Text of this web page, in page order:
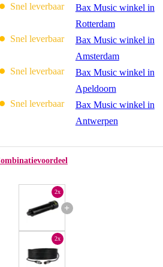
Snel leverbaar
Bax Music winkel in
Rotterdam
Snel leverbaar
Bax Music winkel in
Amsterdam
Snel leverbaar
Bax Music winkel in
Apeldoorn
Snel leverbaar
Bax Music winkel in
Antwerpen
+
2x
2x